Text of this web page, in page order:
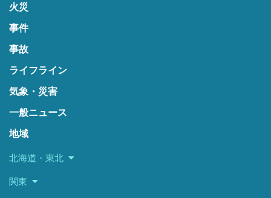
火災
事件
事故
ライフライン
気象・災害
一般ニュース
地域
北海道・東北
関東